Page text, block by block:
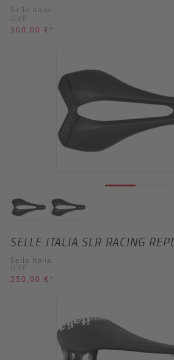
Selle Italia
UVP
360,00 € *
SELLE ITALIA SLR RACING
Selle Italia
UVP
350,00 € *